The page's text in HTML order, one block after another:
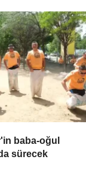
baba-oğul
sürecek